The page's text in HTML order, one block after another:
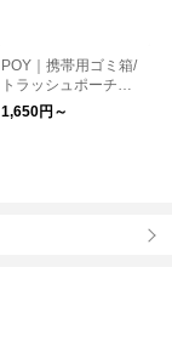
POY｜携帯用ゴミ箱/
トラッシュポーチ
【メール便】 トラベ
ルグッズ
1,650円～